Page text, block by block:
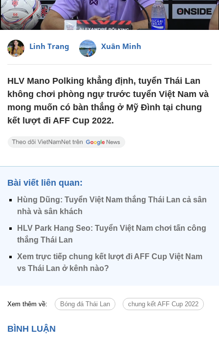
Linh Trang Xuân Minh
HLV Mano Polking khẳng định, tuyển Thái Lan
không chơi phòng ngự trước tuyển Việt Nam và
mong muốn có bàn thắng ở Mỹ Đình tại chung
kết lượt đi AFF Cup 2022.
Bài viết liên quan:
Hùng Dũng: Tuyển Việt Nam thắng Thái Lan cả sân
nhà và sân khách
HLV Park Hang Seo: Tuyển Việt Nam chơi tấn công
thắng Thái Lan
Xem trực tiếp chung kết lượt đi AFF Cup Việt Nam
vs Thái Lan ở kênh nào?
Xem thêm về: Bóng đá Thái Lan chung kết AFF Cup 2022